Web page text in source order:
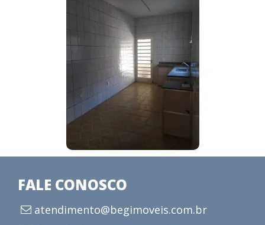
FALE CONOSCO
atendimento@begimoveis.com.br